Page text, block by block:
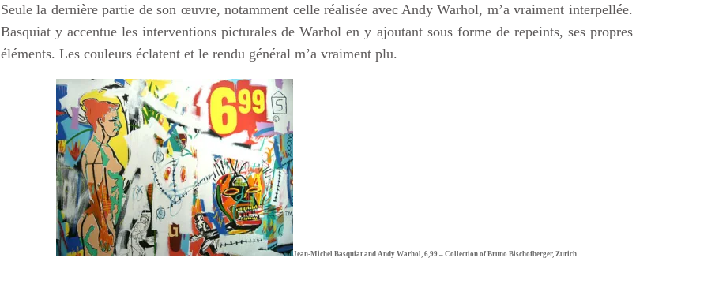
Seule la dernière partie de son œuvre, notamment celle réalisée avec Andy Warhol, m’a vraiment interpellée.
Basquiat y accentue les interventions picturales de Warhol en y ajoutant sous forme de repeints, ses propres
éléments. Les couleurs éclatent et le rendu général m’a vraiment plu.
Jean-Michel Basquiat and Andy Warhol, 6,99 – Collection of Bruno Bischofberger, Zurich